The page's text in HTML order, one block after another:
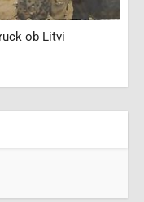
ob Litvi